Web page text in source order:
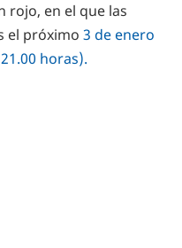
rojo, en el que las
el próximo 3 de enero
horas).